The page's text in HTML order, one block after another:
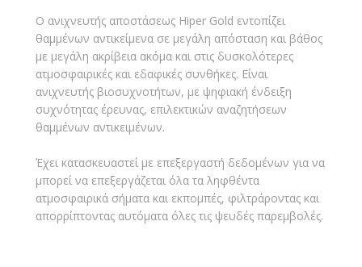
Ο ανιχνευτής αποστάσεως Hiper Gold εντοπίζει
θαμμένων αντικείμενα σε μεγάλη απόσταση και βάθος
με μεγάλη ακρίβεια ακόμα και στις δυσκολότερες
ατμοσφαιρικές και εδαφικές συνθήκες. Είναι
ανιχνευτής βιοσυχνοτήτων, με ψηφιακή ένδειξη
συχνότητας έρευνας, επιλεκτικών αναζητήσεων
θαμμένων αντικειμένων.
Έχει κατασκευαστεί με επεξεργαστή δεδομένων για να
μπορεί να επεξεργάζεται όλα τα ληφθέντα
ατμοσφαιρικά σήματα και εκπομπές, φιλτράροντας και
απορρίπτοντας αυτόματα όλες τις ψευδές παρεμβολές.